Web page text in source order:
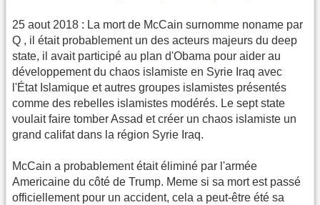
25 aout 2018 : La mort de McCain surnomme noname par
Q , il était probablement un des acteurs majeurs du deep
state, il avait participé au plan d'Obama pour aider au
développement du chaos islamiste en Syrie Iraq avec
l'État Islamique et autres groupes islamistes présentés
comme des rebelles islamistes modérés. Le sept state
voulait faire tomber Assad et créer un chaos islamiste un
grand califat dans la région Syrie Iraq.
McCain a probablement était éliminé par l'armée
Americaine du côté de Trump. Meme si sa mort est passé
officiellement pour un accident, cela a peut-être été sa